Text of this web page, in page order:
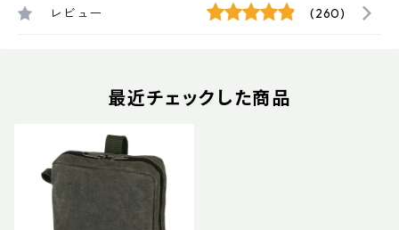
レビュー (260)
最近チェックした商品